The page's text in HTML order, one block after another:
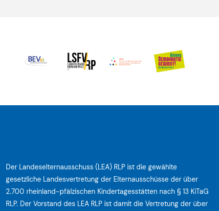
Der Landeselternausschuss (LEA) RLP ist die gewählte
gesetzliche Landesvertretung der Elternausschüsse der über
2.700 rheinland-pfälzischen Kindertagesstätten nach § 13 KiTaG
RLP. Der Vorstand des LEA RLP ist damit die Vertretung der über